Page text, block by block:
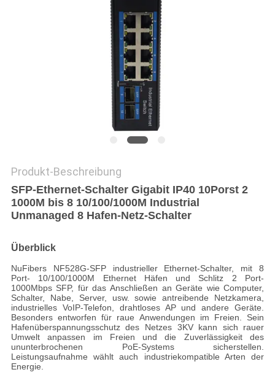
DATENSCHUTZRICHTLINIE
Produkt-Beschreibung
SFP-Ethernet-Schalter Gigabit IP40 10Porst 2
1000M bis 8 10/100/1000M Industrial
Unmanaged 8 Hafen-Netz-Schalter
Überblick
NuFibers NF528G-SFP industrieller Ethernet-Schalter, mit 8
Port- 10/100/1000M Ethernet Häfen und Schlitz 2 Port-
1000Mbps SFP, für das Anschließen an Geräte wie Computer,
Schalter, Nabe, Server, usw. sowie antreibende Netzkamera,
industrielles VoIP-Telefon, drahtloses AP und andere Geräte.
Besonders entworfen für raue Anwendungen im Freien. Sein
Hafenüberspannungsschutz des Netzes 3KV kann sich rauer
Umwelt anpassen im Freien und die Zuverlässigkeit des
ununterbrochenen PoE-Systems sicherstellen.
Leistungsaufnahme wählt auch industriekompatible Arten der
Energie.